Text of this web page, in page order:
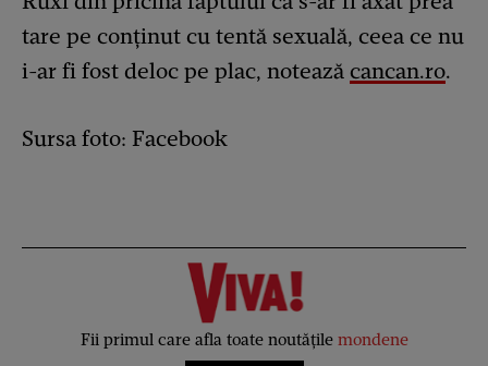
tare pe conținut cu tentă sexuală, ceea ce nu
i-ar fi fost deloc pe plac, notează cancan.ro.
Sursa foto: Facebook
Fii primul care afla toate noutățile mondene